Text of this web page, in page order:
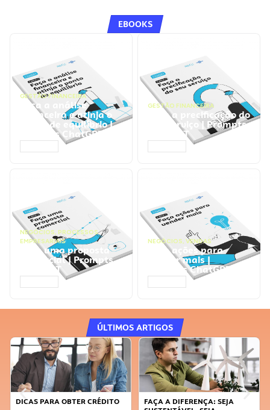
EBOOKS
GESTÃO FINANCEIRA
Faça a análise
financeira e atinja o
ponto de equilíbrio |
Prompts ChatGPT
GESTÃO FINANCEIRA
Faça a precificação do
seu serviço | Prompts
ChatGPT
NEGÓCIOS, PROCESSOS
EMPRESARIAIS
Faça uma proposta
comercial | Prompts
ChatGPT
NEGÓCIOS, VENDAS
Faça ações para
vender mais |
Prompts ChatGPT
ÚLTIMOS ARTIGOS
DICAS PARA OBTER CRÉDITO
FAÇA A DIFERENÇA: SEJA